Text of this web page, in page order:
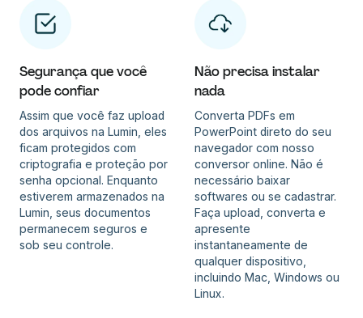
Segurança que você
pode confiar
Assim que você faz upload
dos arquivos na Lumin, eles
ficam protegidos com
criptografia e proteção por
senha opcional. Enquanto
estiverem armazenados na
Lumin, seus documentos
permanecem seguros e
sob seu controle.
Não precisa instalar
nada
Converta PDFs em
PowerPoint direto do seu
navegador com nosso
conversor online. Não é
necessário baixar
softwares ou se cadastrar.
Faça upload, converta e
apresente
instantaneamente de
qualquer dispositivo,
incluindo Mac, Windows ou
Linux.